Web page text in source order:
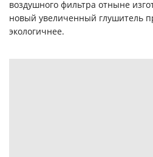
воздушного фильтра отныне
новый увеличенный глушитель
экологичнее.